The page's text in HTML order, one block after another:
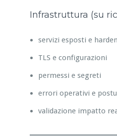
Infrastruttura (su
servizi esposti e
TLS e configurazioni
permessi e segreti
errori operativi e
validazione impatto